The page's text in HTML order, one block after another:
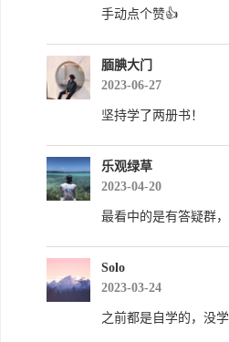
手动点个赞👍
腼腆大门
2023-06-27
坚持学了两册书！
乐观绿草
2023-04-20
最看中的是有答疑群
Solo
2023-03-24
之前都是自学的，没